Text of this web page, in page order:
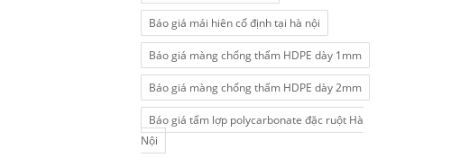
Báo giá mái hiên cố định tại hà nội
Báo giá màng chống thấm HDPE dày 1mm
Báo giá màng chống thấm HDPE dày 2mm
Báo giá tấm lợp polycarbonate đặc ruột Hà
Nội